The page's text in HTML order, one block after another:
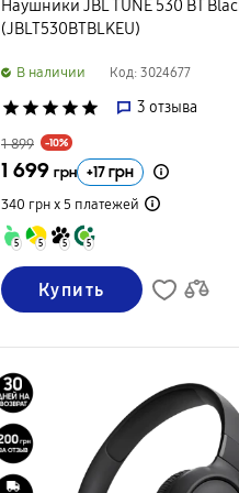
Наушники JBL TUNE 530 BT
(JBLT530BTBLKEU)
B наличии Код: 3024677
star star star star star 3 отзыва
1 899 -10%
1 699 грн +17грн
340 грн х 5 платежей
5 5 5 5
Купить